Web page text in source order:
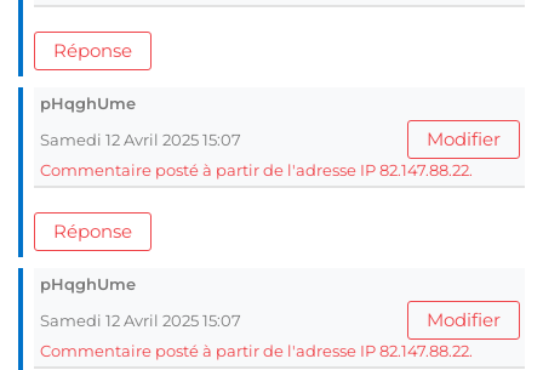
Réponse
pHqghUme
Samedi 12 Avril 2025 15:07
Modifier
Commentaire posté à partir de l'adresse IP 82.147.88.22.
Réponse
pHqghUme
Samedi 12 Avril 2025 15:07
Modifier
Commentaire posté à partir de l'adresse IP 82.147.88.22.